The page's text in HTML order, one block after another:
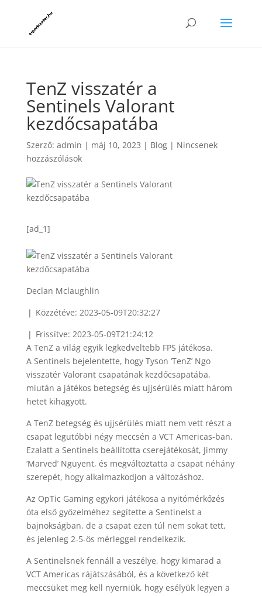
TenZ visszatér a
Sentinels Valorant
kezdőcsapatába
Szerző: admin | máj 10, 2023 | Blog| Nincsenek
hozzászólások
[ad_1]
Declan Mclaughlin
❘ Közzétéve: 2023-05-09T20:32:27
❘ Frissítve: 2023-05-09T21:24:12
A TenZ a világ egyik legkedveltebb FPS játékosa.
A Sentinels bejelentette, hogy Tyson ‘TenZ’ Ngo
visszatér Valorant csapatának kezdőcsapatába,
miután a játékos betegség és ujjsérülés miatt három
hetet kihagyott.
A TenZ betegség és ujjsérülés miatt nem vett részt a
csapat legutóbbi négy meccsén a VCT Americas-ban.
Ezalatt a Sentinels beállította cserejátékosát, Jimmy
‘Marved’ Nguyent, és megváltoztatta a csapat néhány
szerepét, hogy alkalmazkodjon a változáshoz.
Az OpTic Gaming egykori játékosa a nyitómérkőzés
óta első győzelméhez segítette a Sentinelst a
bajnokságban, de a csapat ezen túl nem sokat tett,
és jelenleg 2-5-ös mérleggel rendelkezik.
A Sentinelsnek fennáll a veszélye, hogy kimarad a
VCT Americas rájátszásából, és a következő két
meccsüket meg kell nyerniük, hogy esélyük legyen a